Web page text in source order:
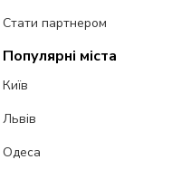
Стати партнером
Популярні міста
Київ
Львів
Одеса